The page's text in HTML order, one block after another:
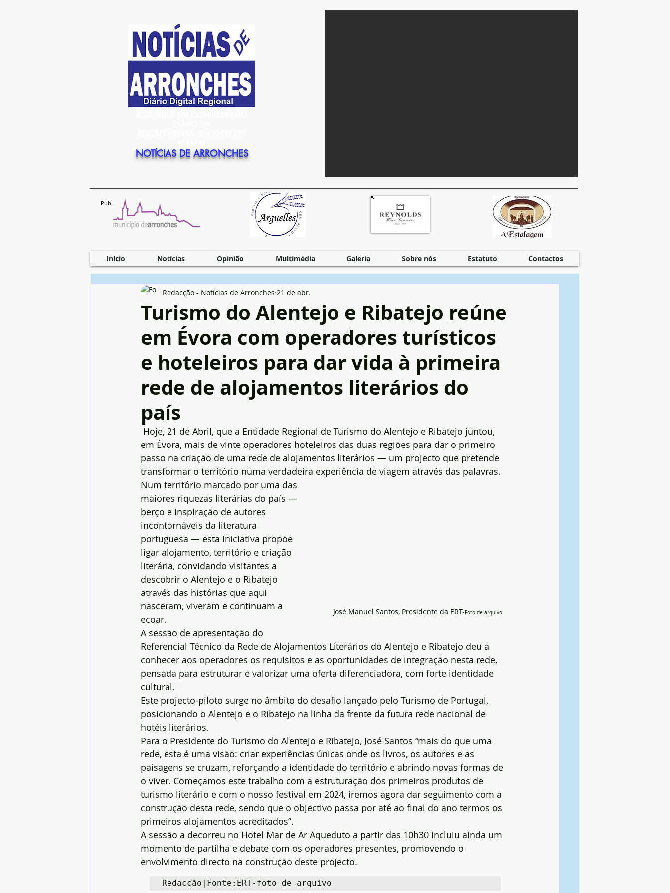
NOTÍCIAS DE ARRONCHES
Pub.
Início Notícias Opinião Multimédia Galeria Sobre nós Estatuto Contactos
Turismo do Alentejo e Ribatejo reúne
em Évora com operadores turísticos
e hoteleiros para dar vida à primeira
rede de alojamentos literários do
país
Redacção - Notícias de Arronches 21 de abr.
Hoje, 21 de Abril, que a Entidade Regional de Turismo do Alentejo e Ribatejo juntou,
em Évora, mais de vinte operadores hoteleiros das duas regiões para dar o primeiro
passo na criação de uma rede de alojamentos literários — um projecto que pretende
transformar o território numa verdadeira experiência de viagem através das palavras.
José Manuel Santos, Presidente da ERT-Foto de arquivo
Num território marcado por uma das
maiores riquezas literárias do país —
berço e inspiração de autores
incontornáveis da literatura
portuguesa — esta iniciativa propõe
ligar alojamento, território e criação
literária, convidando visitantes a
descobrir o Alentejo e o Ribatejo
através das histórias que aqui
nasceram, viveram e continuam a
ecoar.
A sessão de apresentação do
Referencial Técnico da Rede de Alojamentos Literários do Alentejo e Ribatejo deu a
conhecer aos operadores os requisitos e as oportunidades de integração nesta rede,
pensada para estruturar e valorizar uma oferta diferenciadora, com forte identidade
cultural.
Este projecto-piloto surge no âmbito do desafio lançado pelo Turismo de Portugal,
posicionando o Alentejo e o Ribatejo na linha da frente da futura rede nacional de
hotéis literários.
Para o Presidente do Turismo do Alentejo e Ribatejo, José Santos “mais do que uma
rede, esta é uma visão: criar experiências únicas onde os livros, os autores e as
paisagens se cruzam, reforçando a identidade do território e abrindo novas formas de
o viver. Começamos este trabalho com a estruturação dos primeiros produtos de
turismo literário e com o nosso festival em 2024, iremos agora dar seguimento com a
construção desta rede, sendo que o objectivo passa por até ao final do ano termos os
primeiros alojamentos acreditados”.
A sessão a decorreu no Hotel Mar de Ar Aqueduto a partir das 10h30 incluiu ainda um
momento de partilha e debate com os operadores presentes, promovendo o
envolvimento directo na construção deste projecto.
Redacção|Fonte:ERT-foto de arquivo